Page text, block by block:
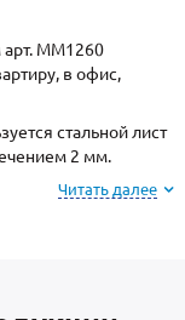
арт. ММ1260
в офис,
стальной лист
2 мм.
и
Читать далее